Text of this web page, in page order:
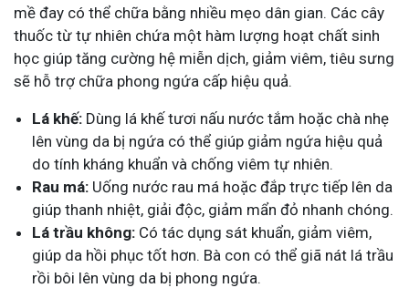
mề đay có thể chữa bằng nhiều mẹo dân gian. Các cây
thuốc từ tự nhiên chứa một hàm lượng hoạt chất sinh
học giúp tăng cường hệ miễn dịch, giảm viêm, tiêu sưng
sẽ hỗ trợ chữa phong ngứa cấp hiệu quả.
Lá khế: Dùng lá khế tươi nấu nước tắm hoặc chà nhẹ
lên vùng da bị ngứa có thể giúp giảm ngứa hiệu quả
do tính kháng khuẩn và chống viêm tự nhiên.
Rau má: Uống nước rau má hoặc đắp trực tiếp lên da
giúp thanh nhiệt, giải độc, giảm mẩn đỏ nhanh chóng.
Lá trầu không: Có tác dụng sát khuẩn, giảm viêm,
giúp da hồi phục tốt hơn. Bà con có thể giã nát lá trầu
rồi bôi lên vùng da bị phong ngứa.